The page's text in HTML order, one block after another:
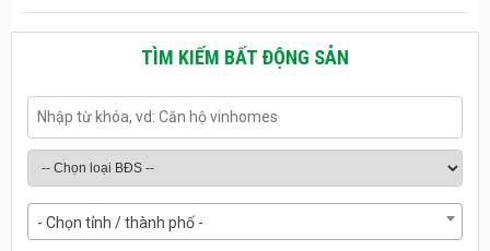
TÌM KIẾM BẤT ĐỘNG SẢN
- Chọn tỉnh / thành phố -